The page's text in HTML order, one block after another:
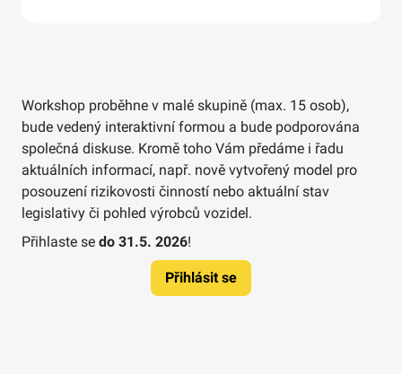
Workshop proběhne v malé skupině (max. 15 osob),
bude vedený interaktivní formou a bude podporována
společná diskuse. Kromě toho Vám předáme i řadu
aktuálních informací, např. nově vytvořený model pro
posouzení rizikovosti činností nebo aktuální stav
legislativy či pohled výrobců vozidel.
Přihlaste se do 31.5. 2026!
Přihlásit se